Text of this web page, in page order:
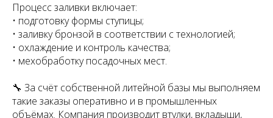
Процесс заливки включает:
• подготовку формы ступицы;
• заливку бронзой в соответствии с технологией;
• охлаждение и контроль качества;
• мехобработку посадочных мест.
🔧 За счёт собственной литейной базы мы выполняем
такие заказы оперативно и в промышленных
объёмах. Компания производит втулки, вкладыши,